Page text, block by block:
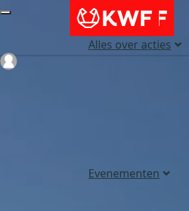
Alles over acties
Evenementen